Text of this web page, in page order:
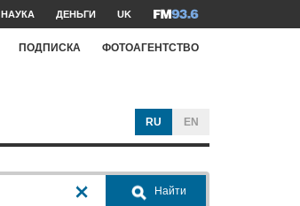
НАУКА ДЕНЬГИ UK
ПОДПИСКА ФОТОАГЕНТСТВО
RU EN
Найти